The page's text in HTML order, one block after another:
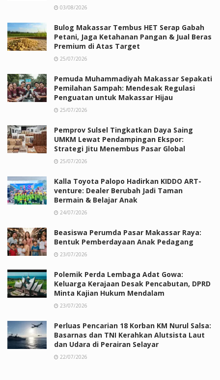
03/08/2026
Bulog Makassar Tembus HET Serap Gabah
Petani, Jaga Ketahanan Pangan & Jual Beras
Premium di Atas Target
25/07/2026
Pemuda Muhammadiyah Makassar Sepakati
Pemilahan Sampah: Mendesak Regulasi
Penguatan untuk Makassar Hijau
25/07/2026
Pemprov Sulsel Tingkatkan Daya Saing
UMKM Lewat Pendampingan Ekspor:
Strategi Jitu Menembus Pasar Global
25/07/2026
Kalla Toyota Palopo Hadirkan KIDDO ART-
venture: Dealer Berubah Jadi Taman
Bermain & Belajar Anak
24/07/2026
Beasiswa Perumda Pasar Makassar Raya:
Bentuk Pemberdayaan Anak Pedagang
23/07/2026
Polemik Perda Lembaga Adat Gowa:
Keluarga Kerajaan Desak Pencabutan, DPRD
Minta Kajian Hukum Mendalam
23/07/2026
Perluas Pencarian 18 Korban KM Nurul Salsa:
Basarnas dan TNI Kerahkan Alutsista Laut
dan Udara di Perairan Selayar
22/07/2026